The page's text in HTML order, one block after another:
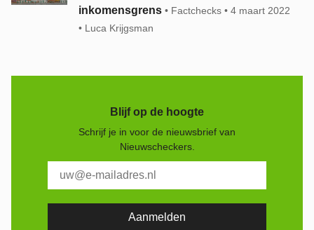
inkomensgrens
Factchecks
4 maart 2022
Luca Krijgsman
Blijf op de hoogte
Schrijf je in voor de nieuwsbrief van
Nieuwscheckers.